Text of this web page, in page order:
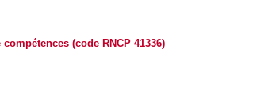
(code RNCP 41336)